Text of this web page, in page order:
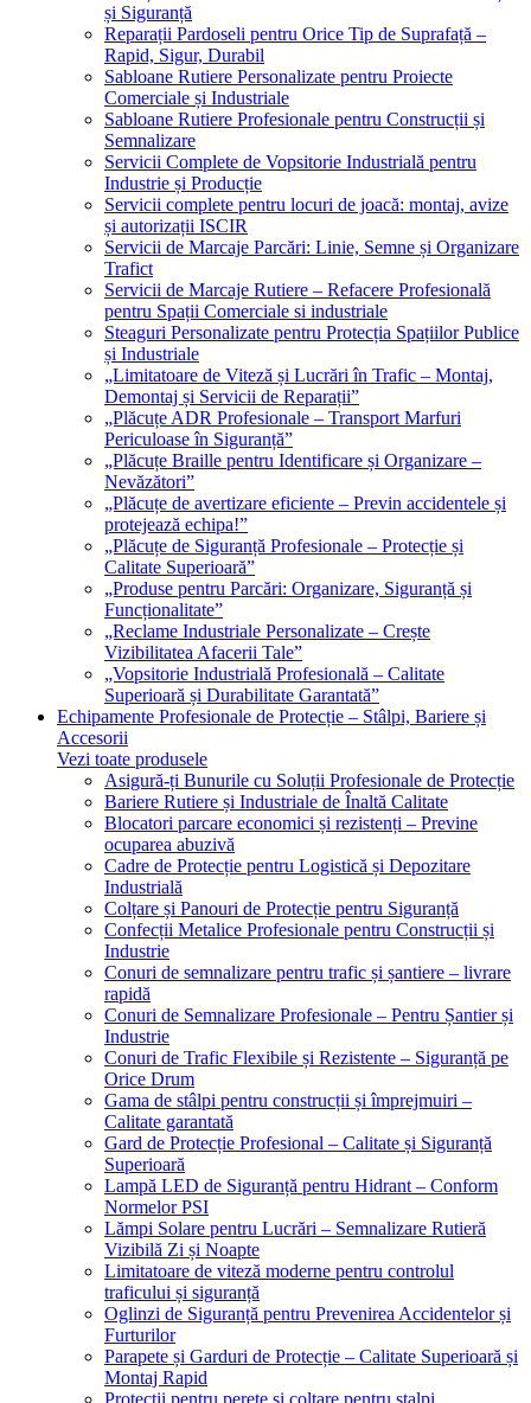
și Siguranță
Reparații Pardoseli pentru Orice Tip de Suprafață –
Rapid, Sigur, Durabil
Sabloane Rutiere Personalizate pentru Proiecte
Comerciale și Industriale
Sabloane Rutiere Profesionale pentru Construcții și
Semnalizare
Servicii Complete de Vopsitorie Industrială pentru
Industrie și Producție
Servicii complete pentru locuri de joacă: montaj, avize
și autorizații ISCIR
Servicii de Marcaje Parcări: Linie, Semne și Organizare
Trafict
Servicii de Marcaje Rutiere – Refacere Profesională
pentru Spații Comerciale si industriale
Steaguri Personalizate pentru Protecția Spațiilor Publice
și Industriale
„Limitatoare de Viteză și Lucrări în Trafic – Montaj,
Demontaj și Servicii de Reparații”
„Plăcuțe ADR Profesionale – Transport Marfuri
Periculoase în Siguranță”
„Plăcuțe Braille pentru Identificare și Organizare –
Nevăzători”
„Plăcuțe de avertizare eficiente – Previn accidentele și
protejează echipa!”
„Plăcuțe de Siguranță Profesionale – Protecție și
Calitate Superioară”
„Produse pentru Parcări: Organizare, Siguranță și
Funcționalitate”
„Reclame Industriale Personalizate – Crește
Vizibilitatea Afacerii Tale”
„Vopsitorie Industrială Profesională – Calitate
Superioară și Durabilitate Garantată”
Echipamente Profesionale de Protecție – Stâlpi, Bariere și
Accesorii
Vezi toate produsele
Asigură-ți Bunurile cu Soluții Profesionale de Protecție
Bariere Rutiere și Industriale de Înaltă Calitate
Blocatori parcare economici și rezistenți – Previne
ocuparea abuzivă
Cadre de Protecție pentru Logistică și Depozitare
Industrială
Colțare și Panouri de Protecție pentru Siguranță
Confecții Metalice Profesionale pentru Construcții și
Industrie
Conuri de semnalizare pentru trafic și șantiere – livrare
rapidă
Conuri de Semnalizare Profesionale – Pentru Șantier și
Industrie
Conuri de Trafic Flexibile și Rezistente – Siguranță pe
Orice Drum
Gama de stâlpi pentru construcții și împrejmuiri –
Calitate garantată
Gard de Protecție Profesional – Calitate și Siguranță
Superioară
Lampă LED de Siguranță pentru Hidrant – Conform
Normelor PSI
Lămpi Solare pentru Lucrări – Semnalizare Rutieră
Vizibilă Zi și Noapte
Limitatoare de viteză moderne pentru controlul
traficului și siguranță
Oglinzi de Siguranță pentru Prevenirea Accidentelor și
Furturilor
Parapete și Garduri de Protecție – Calitate Superioară și
Montaj Rapid
Protectii pentru perete si coltare pentru stalpi